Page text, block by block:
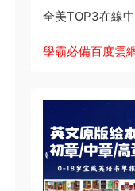
全美TOP3在線
學霸必備百度雲